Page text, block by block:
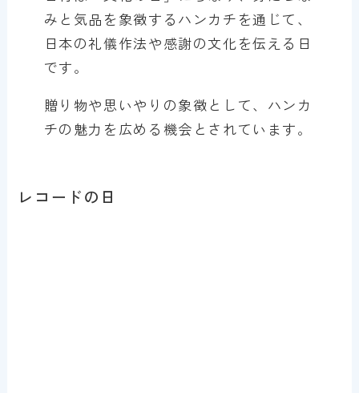
みと気品を象徴するハンカチを通じて、
日本の礼儀作法や感謝の文化を伝える日
です。
贈り物や思いやりの象徴として、ハンカ
チの魅力を広める機会とされています。
レコードの日